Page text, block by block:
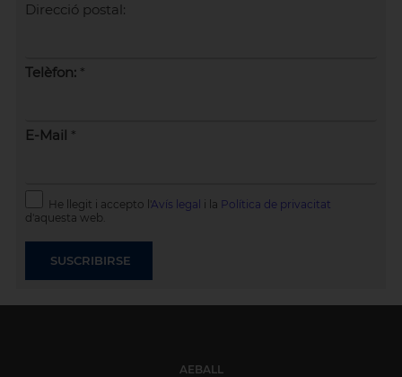
Direcció postal:
Telèfon:*
E-Mail *
He llegit i accepto l' Avís legal i la Política de privacitat
d'aquesta web.
AEBALL